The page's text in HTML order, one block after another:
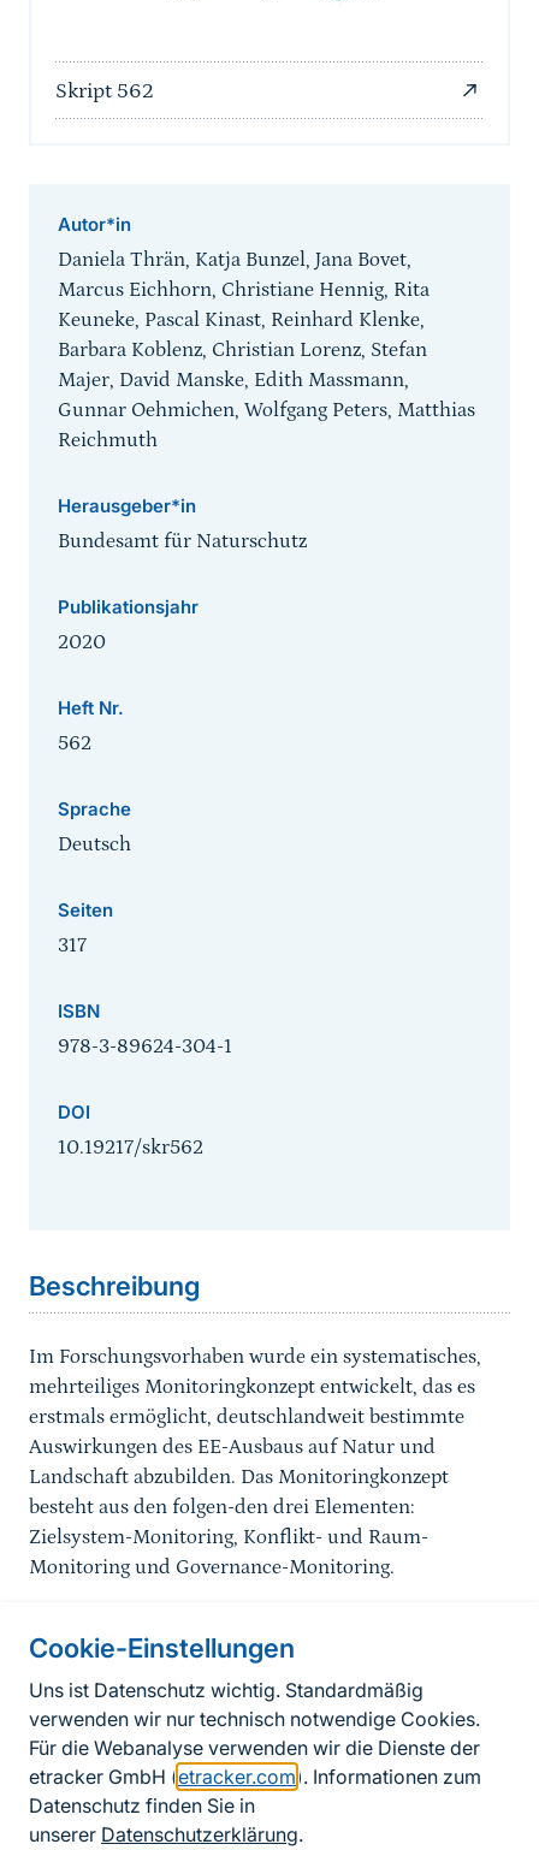
Cookie-Einstellungen
Uns ist Datenschutz wichtig. Standardmäßig
verwenden wir nur technisch notwendige Cookies.
Für die Webanalyse verwenden wir die Dienste der
etracker GmbH (etracker.com ). Informationen zum
Datenschutz finden Sie in
unserer Datenschutzerklärung.
Skript 562
Autor*in
Daniela Thrän, Katja Bunzel, Jana Bovet,
Marcus Eichhorn, Christiane Hennig, Rita
Keuneke, Pascal Kinast, Reinhard Klenke,
Barbara Koblenz, Christian Lorenz, Stefan
Majer, David Manske, Edith Massmann,
Gunnar Oehmichen, Wolfgang Peters, Matthias
Reichmuth
Herausgeber*in
Bundesamt für Naturschutz
Publikationsjahr
2020
Heft Nr.
562
Sprache
Deutsch
Seiten
317
ISBN
978-3-89624-304-1
DOI
10.19217/skr562
Beschreibung
Im Forschungsvorhaben wurde ein systematisches,
mehrteiliges Monitoringkonzept entwickelt, das es
erstmals ermöglicht, deutschlandweit bestimmte
Auswirkungen des EE-Ausbaus auf Natur und
Landschaft abzubilden. Das Monitoringkonzept
besteht aus den folgen-den drei Elementen:
Zielsystem-Monitoring, Konflikt- und Raum-
Monitoring und Governance-Monitoring.
Informationen zur Seite
FußzeileKontakt zum BfN
Kontaktformular
Erklärung zur Barrierefreiheit